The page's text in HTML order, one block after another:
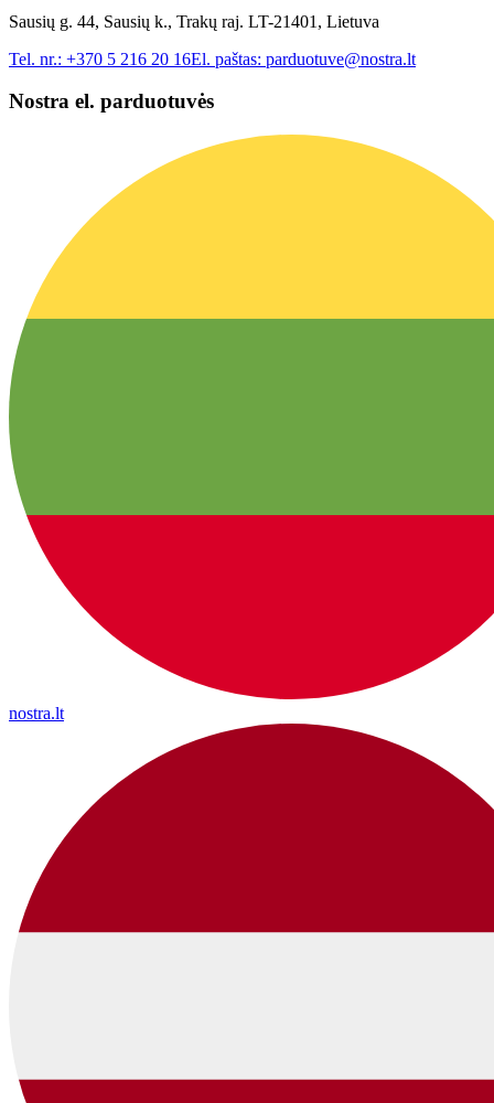
Sausių g. 44, Sausių k., Trakų raj. LT-21401, Lietuva
Tel. nr.: +370 5 216 20 16El. paštas: parduotuve@nostra.lt
Nostra el. parduotuvės
nostra.lt